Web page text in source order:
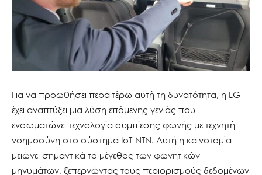
Για να προωθήσει περαιτέρω αυτή τη δυνατότητα, η LG
έχει αναπτύξει μια λύση επόμενης γενιάς που
ενσωματώνει τεχνολογία συμπίεσης φωνής με τεχνητή
νοημοσύνη στο σύστημα IoT-NTN. Αυτή η καινοτομία
μειώνει σημαντικά το μέγεθος των φωνητικών
μηνυμάτων, ξεπερνώντας τους περιορισμούς δεδομένων